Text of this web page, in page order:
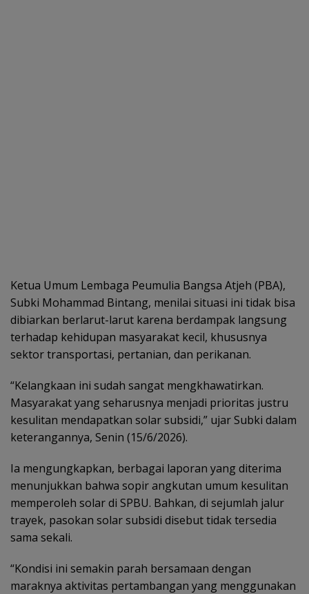
Ketua Umum Lembaga Peumulia Bangsa Atjeh (PBA),
Subki Mohammad Bintang, menilai situasi ini tidak bisa
dibiarkan berlarut-larut karena berdampak langsung
terhadap kehidupan masyarakat kecil, khususnya
sektor transportasi, pertanian, dan perikanan.
“Kelangkaan ini sudah sangat mengkhawatirkan.
Masyarakat yang seharusnya menjadi prioritas justru
kesulitan mendapatkan solar subsidi,” ujar Subki dalam
keterangannya, Senin (15/6/2026).
Ia mengungkapkan, berbagai laporan yang diterima
menunjukkan bahwa sopir angkutan umum kesulitan
memperoleh solar di SPBU. Bahkan, di sejumlah jalur
trayek, pasokan solar subsidi disebut tidak tersedia
sama sekali.
“Kondisi ini semakin parah bersamaan dengan
maraknya aktivitas pertambangan yang menggunakan